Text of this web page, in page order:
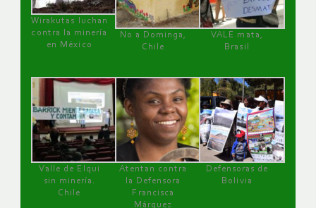
Wirakutas luchan
contra la minería
en México
No a Dominga,
Chile
VALE mata,
Brasil
Valle de Elqui
sin minería.
Chile
Atentan contra
la Defensora
Francisca
Márquez
Defensoras de
Bolivia